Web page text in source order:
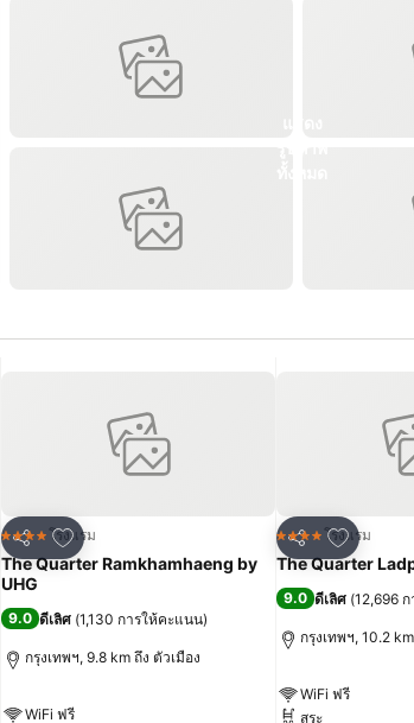
แชร์
เพิ่มในรายการโปรด
4 ดาว โรงแรม
The Quarter Ramkhamhaeng by
UHG
9.0 ดีเลิศ (1,130 การให้คะแนน)
กรุงเทพฯ, 9.8 km ถึง ตัวเมือง
WiFi ฟรี
แชร์
เพิ่มในราย
4 ดาว โรงแรม
The Quarter
9.0 ดีเลิศ (12,696
กรุงเทพฯ, 10.2
WiFi ฟรี
สระ